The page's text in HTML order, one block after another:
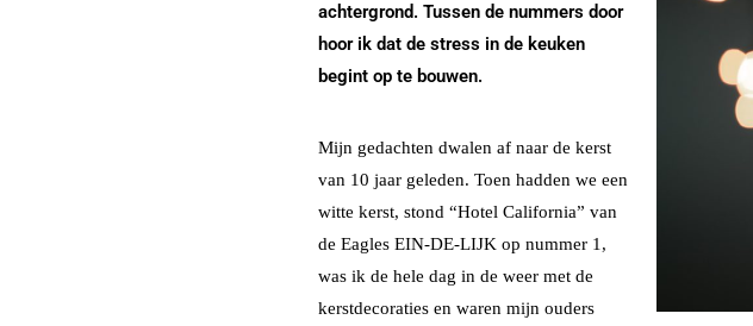
achtergrond. Tussen de nummers door
hoor ik dat de stress in de keuken
begint op te bouwen.
Mijn gedachten dwalen af naar de kerst
van 10 jaar geleden. Toen hadden we een
witte kerst, stond “Hotel California” van
de Eagles EIN-DE-LIJK op nummer 1,
was ik de hele dag in de weer met de
kerstdecoraties en waren mijn ouders